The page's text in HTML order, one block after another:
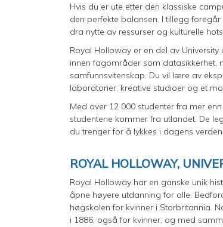
Hvis du er ute etter den klassiske
den perfekte balansen. I tillegg
dra nytte av ressurser og kulturelle
Royal Holloway er en del av
innen fagområder som datasikkerhet,
samfunnsvitenskap. Du vil lære av
laboratorier, kreative studioer og et
Med over 12 000 studenter fra mer
studentene kommer fra utlandet. De
du trenger for å lykkes i dagens
ROYAL HOLLOWAY,
Royal Holloway har en ganske unik
åpne høyere utdanning for alle.
høgskolen for kvinner i Storbritannia.
i 1886, også for kvinner, og med